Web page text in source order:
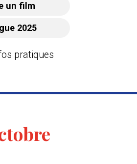
un film
2025
pratiques